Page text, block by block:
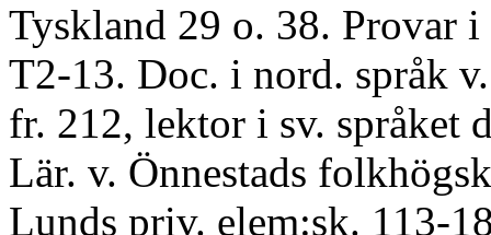
Tyskland 29 o. 38. Provar
T2-13. Doc. i nord. språk
fr. 212, lektor i sv. språket
Lär. v. Önnestads
Lunds priv. elem:sk. 113-